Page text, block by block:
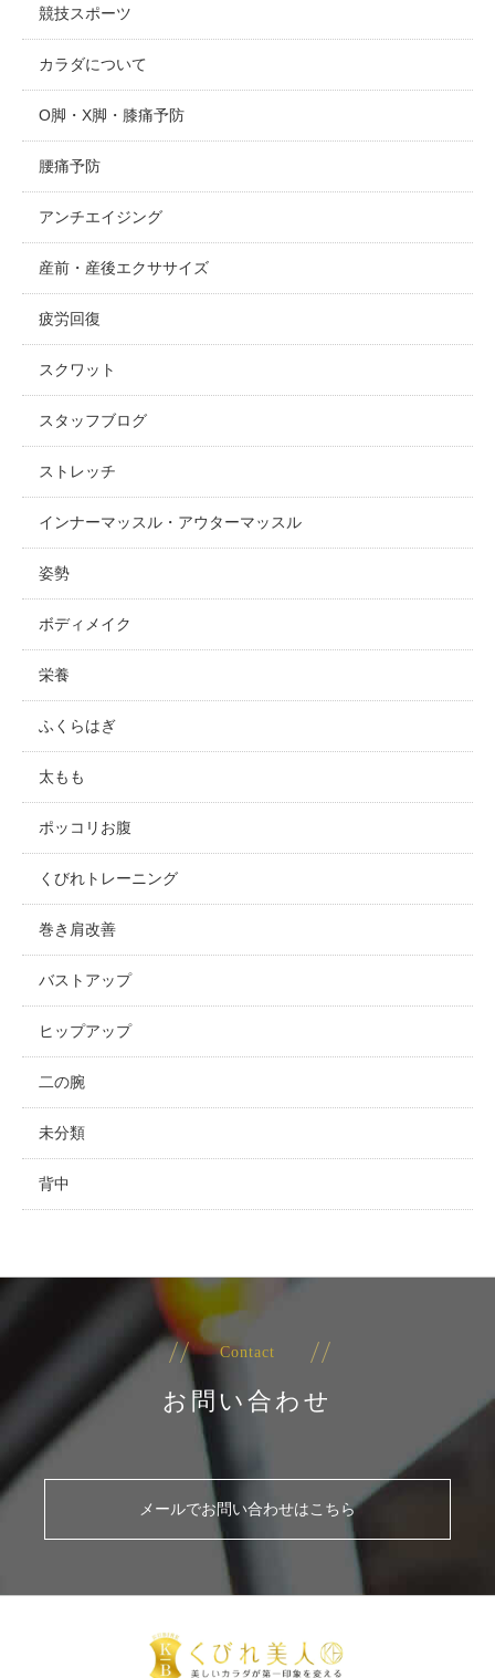
競技スポーツ
カラダについて
O脚・X脚・膝痛予防
腰痛予防
アンチエイジング
産前・産後エクササイズ
疲労回復
スクワット
スタッフブログ
ストレッチ
インナーマッスル・アウターマッスル
姿勢
ボディメイク
栄養
ふくらはぎ
太もも
ポッコリお腹
くびれトレーニング
巻き肩改善
バストアップ
ヒップアップ
二の腕
未分類
背中
Contact
お問い合わせ
メールでお問い合わせはこちら